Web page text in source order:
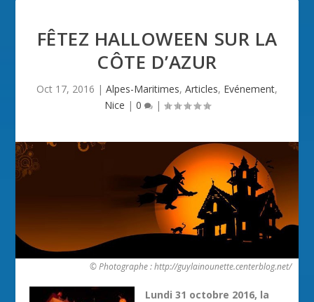
FÊTEZ HALLOWEEN SUR LA
CÔTE D’AZUR
Oct 17, 2016 | Alpes-Maritimes, Articles, Evénement,
Nice | 0 |
© Photographe : http://guylainounette.centerblog.net/
Lundi 31 octobre 2016, la